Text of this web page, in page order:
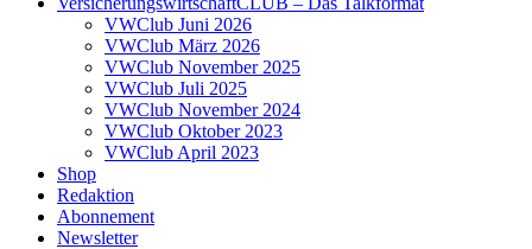
VWClub Juni 2026
VWClub März 2026
VWClub November 2025
VWClub Juli 2025
VWClub November 2024
VWClub Oktober 2023
VWClub April 2023
Shop
Redaktion
Abonnement
Newsletter